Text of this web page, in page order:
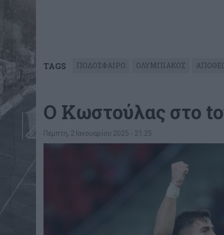
TAGS ΠΟΔΟΣΦΑΙΡΟ ΟΛΥΜΠΙΑΚΟΣ
Ο Κωστούλας στο
Πέμπτη, 2 Ιανουαρίου 2025 - 21:25